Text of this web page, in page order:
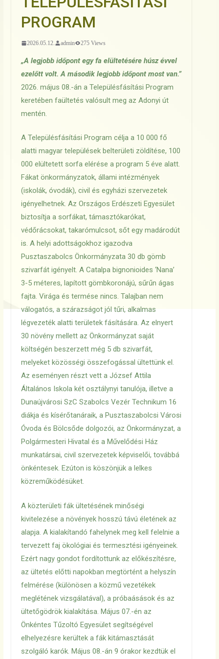
PROGRAM
2026.05.12. admin 275 Views
„A legjobb időpont egy fa elültetésére húsz évvel
ezelőtt volt. A második legjobb időpont most van.”
2026. május 08.-án a Településfásítási Program
keretében faültetés valósult meg az Adonyi út
mentén.
A Településfásítási Program célja a 10 000 fő
alatti magyar települések belterületi zöldítése, 100
000 elültetett sorfa elérése a program 5 éve alatt.
Fákat önkormányzatok, állami intézmények
(iskolák, óvodák), civil és egyházi szervezetek
igényelhetnek. Az Országos Erdészeti Egyesület
biztosítja a sorfákat, támasztókarókat,
védőrácsokat, takarómulcsot, sőt egy madárodút
is. A helyi adottságokhoz igazodva
Pusztaszabolcs Önkormányzata 30 db gömb
szivarfát igényelt. A Catalpa bignonioides ‘Nana’
3-5 méteres, lapított gömbkoronájú, sűrűn ágas
fajta. Virága és termése nincs. Talajban nem
válogatós, a szárazságot jól tűri, alkalmas
légvezeték alatti területek fásítására. Az elnyert
30 növény mellett az Önkormányzat saját
költségén beszerzett még 5 db szivarfát,
melyeket közösségi összefogással ültettünk el.
Az eseményen részt vett a József Attila
Általános Iskola két osztálynyi tanulója, illetve a
Dunaújvárosi SzC Szabolcs Vezér Technikum 16
diákja és kísérőtanáraik, a Pusztaszabolcsi Városi
Óvoda és Bölcsőde dolgozói, az Önkormányzat, a
Polgármesteri Hivatal és a Művelődési Ház
munkatársai, civil szervezetek képviselői, továbbá
önkéntesek. Ezúton is köszönjük a lelkes
közreműködésüket.
A közterületi fák ültetésének minőségi
kivitelezése a növények hosszú távú életének az
alapja. A kialakítandó fahelynek meg kell felelnie a
tervezett faj ökológiai és termesztési igényeinek.
Ezért nagy gondot fordítottunk az előkészítésre,
az ültetés előtti napokban megtörtént a helyszín
felmérése (különösen a közmű vezetékek
meglétének vizsgálatával), a próbaásások és az
ültetőgödrök kialakítása. Május 07.-én az
Önkéntes Tűzoltó Egyesület segítségével
elhelyezésre kerültek a fák kitámasztását
szolgáló karók. Május 08.-án 9 órakor kezdtük el